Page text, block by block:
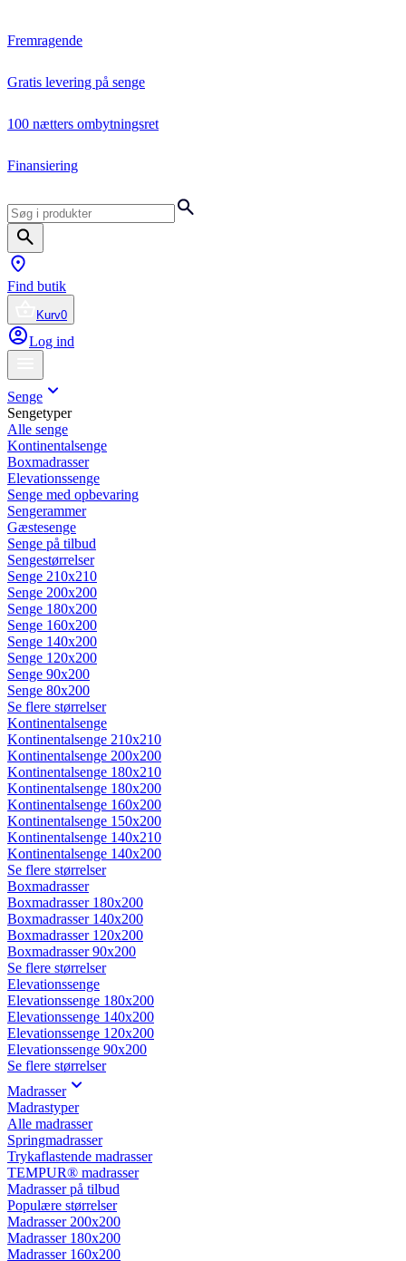
Fremragende
Gratis levering på senge
100 nætters ombytningsret
Finansiering
Find butik
Kurv0
Log ind
Senge
Sengetyper
Alle senge
Kontinentalsenge
Boxmadrasser
Elevationssenge
Senge med opbevaring
Sengerammer
Gæstesenge
Senge på tilbud
Sengestørrelser
Senge 210x210
Senge 200x200
Senge 180x200
Senge 160x200
Senge 140x200
Senge 120x200
Senge 90x200
Senge 80x200
Se flere størrelser
Kontinentalsenge
Kontinentalsenge 210x210
Kontinentalsenge 200x200
Kontinentalsenge 180x210
Kontinentalsenge 180x200
Kontinentalsenge 160x200
Kontinentalsenge 150x200
Kontinentalsenge 140x210
Kontinentalsenge 140x200
Se flere størrelser
Boxmadrasser
Boxmadrasser 180x200
Boxmadrasser 140x200
Boxmadrasser 120x200
Boxmadrasser 90x200
Se flere størrelser
Elevationssenge
Elevationssenge 180x200
Elevationssenge 140x200
Elevationssenge 120x200
Elevationssenge 90x200
Se flere størrelser
Madrasser
Madrastyper
Alle madrasser
Springmadrasser
Trykaflastende madrasser
TEMPUR® madrasser
Madrasser på tilbud
Populære størrelser
Madrasser 200x200
Madrasser 180x200
Madrasser 160x200